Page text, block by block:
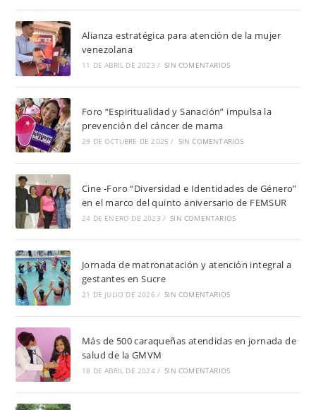
Alianza estratégica para atención de la mujer
venezolana
11 DE ABRIL DE 2023 / SIN COMENTARIOS
Foro “Espiritualidad y Sanación” impulsa la
prevención del cáncer de mama
29 DE OCTUBRE DE 2025 / SIN COMENTARIOS
Cine -Foro “Diversidad e Identidades de Género”
en el marco del quinto aniversario de FEMSUR
24 DE ENERO DE 2023 / SIN COMENTARIOS
Jornada de matronatación y atención integral a
gestantes en Sucre
21 DE JULIO DE 2026 / SIN COMENTARIOS
Más de 500 caraqueñas atendidas en jornada de
salud de la GMVM
18 DE ABRIL DE 2024 / SIN COMENTARIOS